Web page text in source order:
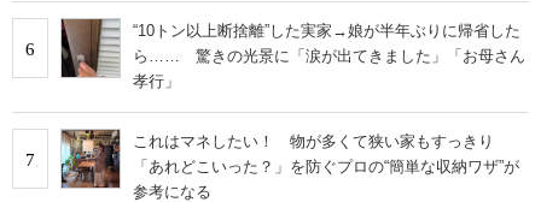
6
“10トン以上断捨離”した実家→娘が半年ぶりに帰省した
ら…… 驚きの光景に「涙が出てきました」「お母さん
孝行」
7
これはマネしたい！ 物が多くて狭い家もすっきり
「あれどこいった？」を防ぐプロの“簡単な収納ワザ”が
参考になる